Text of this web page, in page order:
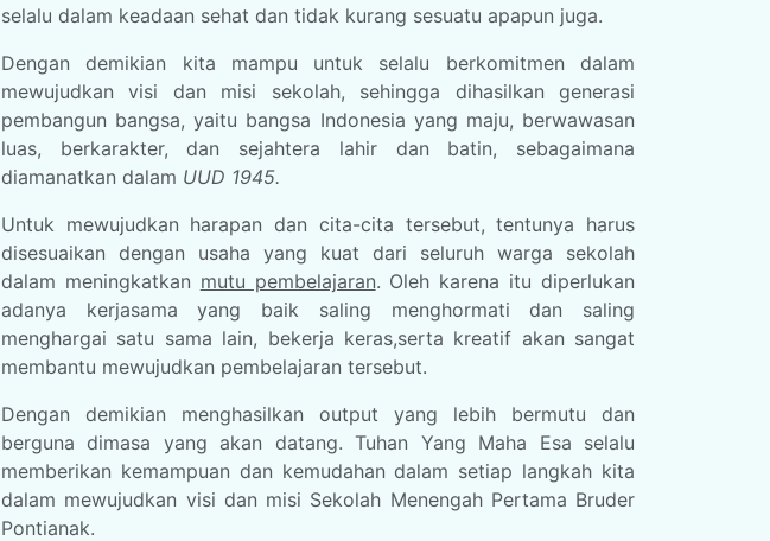
selalu dalam keadaan sehat dan tidak kurang sesuatu apapun juga.
Dengan demikian kita mampu untuk selalu berkomitmen dalam
mewujudkan visi dan misi sekolah, sehingga dihasilkan generasi
pembangun bangsa, yaitu bangsa Indonesia yang maju, berwawasan
luas, berkarakter, dan sejahtera lahir dan batin, sebagaimana
diamanatkan dalam UUD 1945.
Untuk mewujudkan harapan dan cita-cita tersebut, tentunya harus
disesuaikan dengan usaha yang kuat dari seluruh warga sekolah
dalam meningkatkan mutu pembelajaran. Oleh karena itu diperlukan
adanya kerjasama yang baik saling menghormati dan saling
menghargai satu sama lain, bekerja keras,serta kreatif akan sangat
membantu mewujudkan pembelajaran tersebut.
Dengan demikian menghasilkan output yang lebih bermutu dan
berguna dimasa yang akan datang. Tuhan Yang Maha Esa selalu
memberikan kemampuan dan kemudahan dalam setiap langkah kita
dalam mewujudkan visi dan misi Sekolah Menengah Pertama Bruder
Pontianak.